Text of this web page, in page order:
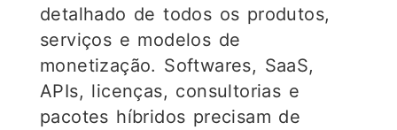
detalhado de todos os produtos,
serviços e modelos de
monetização. Softwares, SaaS,
APIs, licenças, consultorias e
pacotes híbridos precisam de